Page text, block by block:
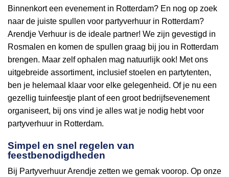
Binnenkort een evenement in Rotterdam? En nog op zoek
naar de juiste spullen voor partyverhuur in Rotterdam?
Arendje Verhuur is de ideale partner! We zijn gevestigd in
Rosmalen en komen de spullen graag bij jou in Rotterdam
brengen. Maar zelf ophalen mag natuurlijk ook! Met ons
uitgebreide assortiment, inclusief stoelen en partytenten,
ben je helemaal klaar voor elke gelegenheid. Of je nu een
gezellig tuinfeestje plant of een groot bedrijfsevenement
organiseert, bij ons vind je alles wat je nodig hebt voor
partyverhuur in Rotterdam.
Simpel en snel regelen van
feestbenodigdheden
Bij Partyverhuur Arendje zetten we gemak voorop. Op onze